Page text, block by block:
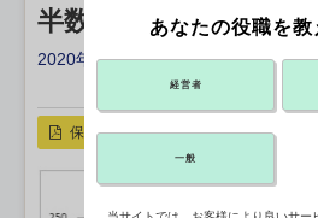
半数近くが20歳代
2020年06月18日 13:45
リンクをコピー
保存
あなたの役職を
経営者
一般